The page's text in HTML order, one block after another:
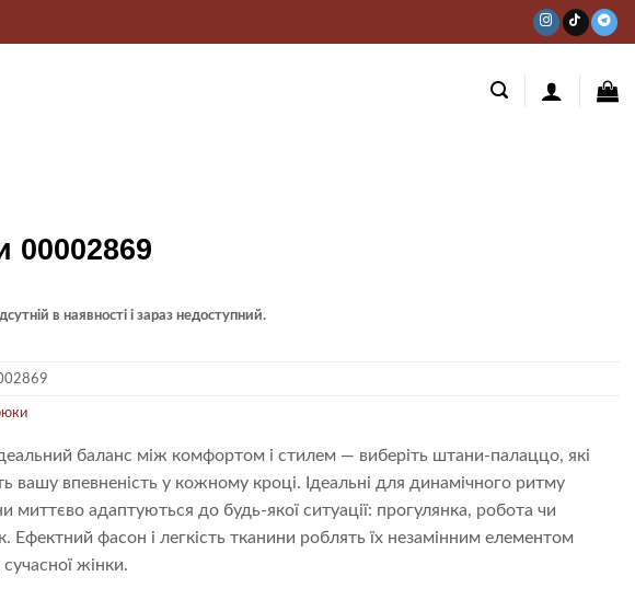
00002869
в наявності і зараз недоступний.
баланс між комфортом і стилем — виберіть штани-палаццо, які
вашу впевненість у кожному кроці. Ідеальні для динамічного ритму
миттєво адаптуються до будь-якої ситуації: прогулянка, робота чи
Ефектний фасон і легкість тканини роблять їх незамінним елементом
жінки.